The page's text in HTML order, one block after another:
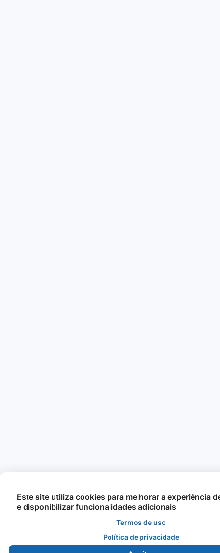
Este site utiliza cookies para melhorar a experiência
e disponibilizar funcionalidades adicionais
Termos de uso
Política de privacidade